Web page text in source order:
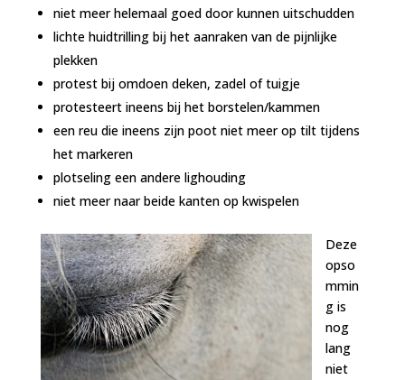
niet meer helemaal goed door kunnen uitschudden
lichte huidtrilling bij het aanraken van de pijnlijke
plekken
protest bij omdoen deken, zadel of tuigje
protesteert ineens bij het borstelen/kammen
een reu die ineens zijn poot niet meer op tilt tijdens
het markeren
plotseling een andere lighouding
niet meer naar beide kanten op kwispelen
Deze
opso
mmin
g is
nog
lang
niet